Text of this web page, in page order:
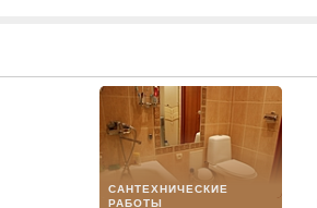
САНТЕХНИЧЕСКИЕ
РАБОТЫ